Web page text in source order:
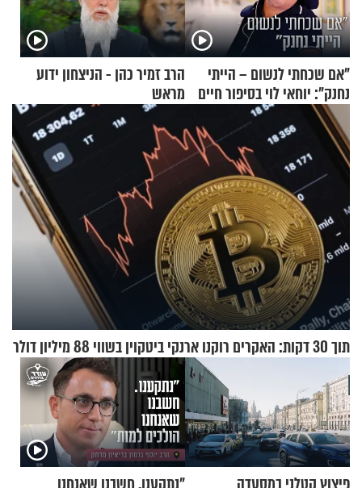
"אם שכחתי לנשום – הייתי
נחנק": יוחאי לוי בסיפור חיים
מעורר השראה
הרב זמיר כהן - הניצחון ידוע
מראש
תוך 30 דקות: האקרים רוקנו ארנקי ביטקוין בשווי 88 מיליון דולר